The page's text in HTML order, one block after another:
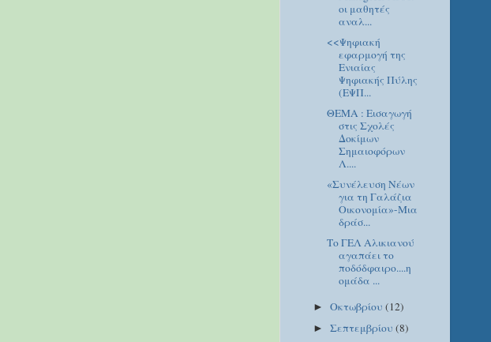
οι μαθητές
αναλ...
<<Ψηφιακή
εφαρμογή της
Ενιαίας
Ψηφιακής Πύλης
(ΕΨΠ...
ΘΕΜΑ : Εισαγωγή
στις Σχολές
Δοκίμων
Σημαιοφόρων
Λ....
«Συνέλευση Νέων
για τη Γαλάζια
Οικονομία»-Μια
δράσ...
Το ΓΕΛ Αλικιανού
αγαπάει το
ποδόδφαιρο....η
ομάδα ...
►Οκτωβρίου(12)
►Σεπτεμβρίου(8)